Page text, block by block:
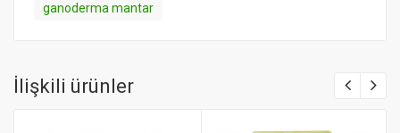
ganoderma mantar
İlişkili ürünler